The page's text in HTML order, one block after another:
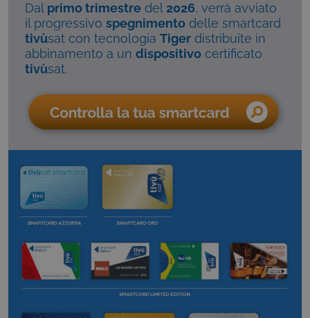
Dal primo trimestre del2026, verrà avviato
il progressivo spegnimento delle smartcard
tivùsat con tecnologia Tiger distribuite in
abbinamento a un dispositivo certificato
tivùsat.